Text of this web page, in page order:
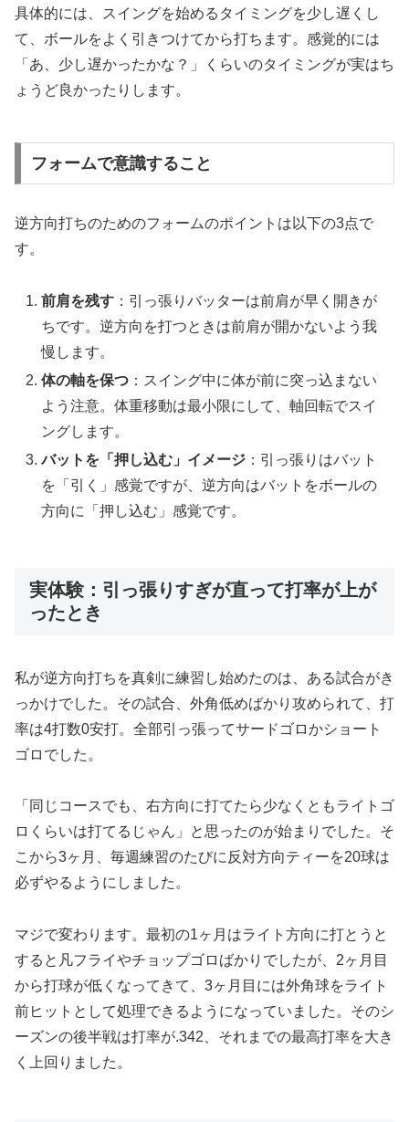
具体的には、スイングを始めるタイミングを少し遅くし
て、ボールをよく引きつけてから打ちます。感覚的には
「あ、少し遅かったかな？」くらいのタイミングが実はち
ょうど良かったりします。
フォームで意識すること
逆方向打ちのためのフォームのポイントは以下の3点で
す。
前肩を残す ：引っ張りバッターは前肩が早く開きが
ちです。逆方向を打つときは前肩が開かないよう我
慢します。
体の軸を保つ ：スイング中に体が前に突っ込まない
よう注意。体重移動は最小限にして、軸回転でスイ
ングします。
バットを「押し込む」イメージ ：引っ張りはバット
を「引く」感覚ですが、逆方向はバットをボールの
方向に「押し込む」感覚です。
実体験：引っ張りすぎが直って打率が上が
ったとき
私が逆方向打ちを真剣に練習し始めたのは、ある試合がき
っかけでした。その試合、外角低めばかり攻められて、打
率は4打数0安打。全部引っ張ってサードゴロかショート
ゴロでした。
「同じコースでも、右方向に打てたら少なくともライトゴ
ロくらいは打てるじゃん」と思ったのが始まりでした。そ
こから3ヶ月、毎週練習のたびに反対方向ティーを20球は
必ずやるようにしました。
マジで変わります。最初の1ヶ月はライト方向に打とうと
すると凡フライやチョップゴロばかりでしたが、2ヶ月目
から打球が低くなってきて、3ヶ月目には外角球をライト
前ヒットとして処理できるようになっていました。そのシ
ーズンの後半戦は打率が.342、それまでの最高打率を大き
く上回りました。